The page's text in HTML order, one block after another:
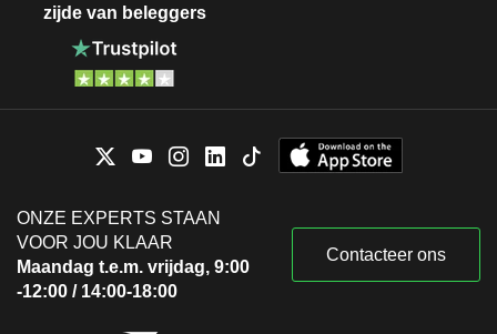
zijde van beleggers
ONZE EXPERTS STAAN
VOOR JOU KLAAR
Maandag t.e.m. vrijdag, 9:00
-12:00 / 14:00-18:00
Contacteer ons